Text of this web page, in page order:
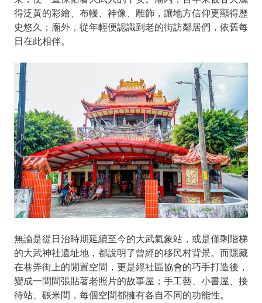
得泛黃的彩繪、布幔、神像、雕飾，讓地方信仰更顯得歷
史悠久；廟外，從年輕便認識到老的街訪鄰居們，依舊每
日在此相伴。
無論是從日治時期延續至今的大武氣象站，或是僅剩階梯
的大武神社遺址地，都說明了曾經的移民村背景。而隱藏
在巷弄街上的閒置空間，更是經社區協會的巧手打造後，
變成一間間張貼著老照片的故事屋；手工藝、小書屋、接
待站、碾米間，每個空間都擁有各自不同的功能性。